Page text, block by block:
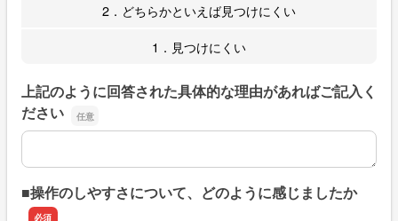
2．どちらかといえば見つけにくい
1．見つけにくい
上記のように回答された具体的な理由があればご記入く
ださい
上記のように回答された具体的な理由があればご記入くだ
■操作のしやすさについて、どのように感じましたか